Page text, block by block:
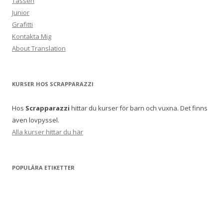
Junior
Grafitti
Kontakta Mig
About Translation
KURSER HOS SCRAPPARAZZI
Hos Scrapparazzi hittar du kurser för barn och vuxna. Det finns
även lovpyssel.
Alla kurser hittar du här
POPULÄRA ETIKETTER